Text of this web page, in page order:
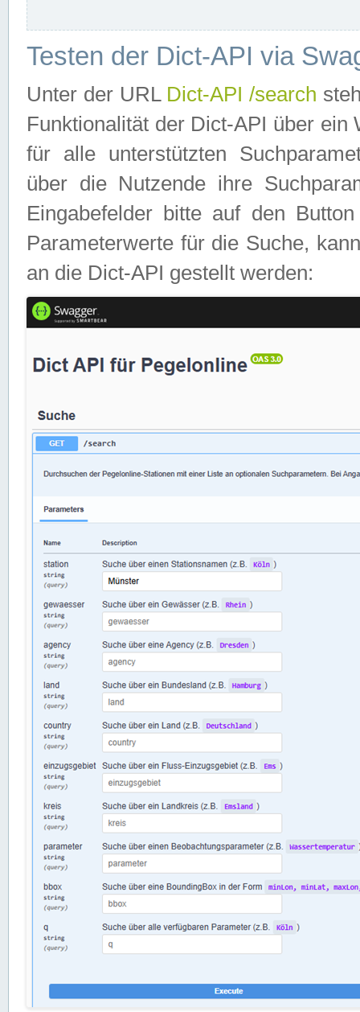
Testen der Dict-API via
Unter der URL Dict-API /search
Funktionalität der Dict-API über
für alle unterstützten
über die Nutzende ihre
Eingabefelder bitte auf den
Parameterwerte für die Suche,
an die Dict-API gestellt werden: